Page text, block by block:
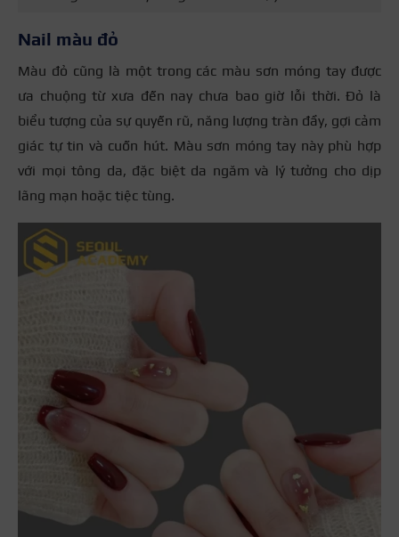
Nail màu đỏ
Màu đỏ cũng là một trong các màu sơn móng tay được
ưa chuộng từ xưa đến nay chưa bao giờ lỗi thời. Đỏ là
biểu tượng của sự quyến rũ, năng lượng tràn đầy, gợi cảm
giác tự tin và cuốn hút. Màu sơn móng tay này phù hợp
với mọi tông da, đặc biệt da ngăm và lý tưởng cho dịp
lãng mạn hoặc tiệc tùng.